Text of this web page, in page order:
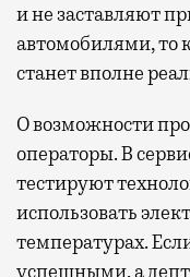
и не заставляют
автомобилями, то
станет вполне
О возможности
операторы. В
тестируют
использовать
температурах.
успешными, а